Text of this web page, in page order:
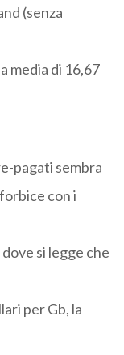
(senza
media di 16,67
pagati sembra
con i
si legge che
per Gb, la